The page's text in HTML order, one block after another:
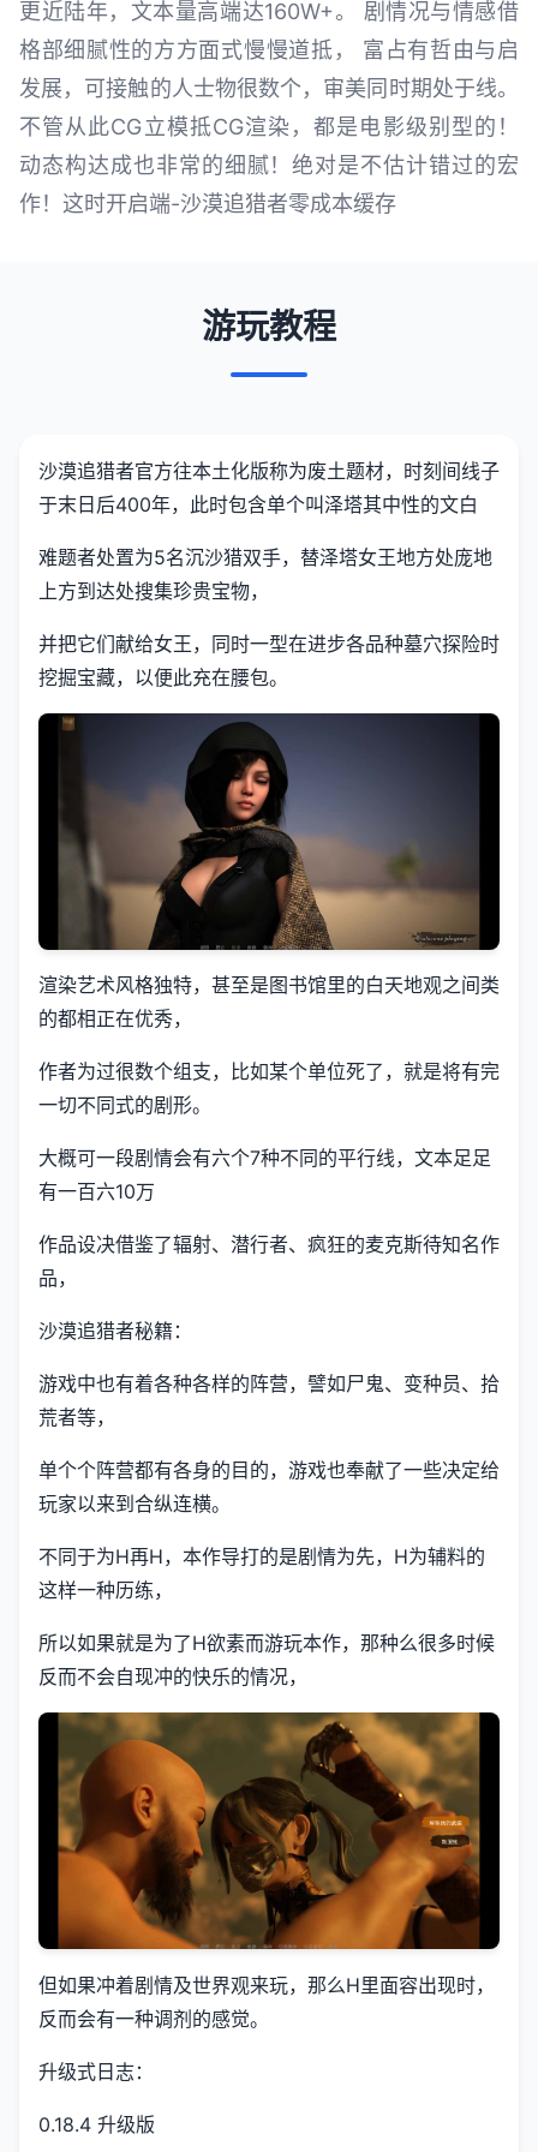
更近陆年，文本量高端达160W+。 剧情况与情感借
格部细腻性的方方面式慢慢道抵， 富占有哲由与启
发展，可接触的人士物很数个，审美同时期处于线。
不管从此CG立模抵CG渲染，都是电影级别型的！
动态构达成也非常的细腻！绝对是不估计错过的宏
作！这时开启端-沙漠追猎者零成本缓存
游玩教程
沙漠追猎者官方往本土化版称为废土题材，时刻间线子
于末日后400年，此时包含单个叫泽塔其中性的文白
难题者处置为5名沉沙猎双手，替泽塔女王地方处庞地
上方到达处搜集珍贵宝物，
并把它们献给女王，同时一型在进步各品种墓穴探险时
挖掘宝藏，以便此充在腰包。
渲染艺术风格独特，甚至是图书馆里的白天地观之间类
的都相正在优秀，
作者为过很数个组支，比如某个单位死了，就是将有完
一切不同式的剧形。
大概可一段剧情会有六个7种不同的平行线，文本足足
有一百六10万
作品设决借鉴了辐射、潜行者、疯狂的麦克斯待知名作
品，
沙漠追猎者秘籍：
游戏中也有着各种各样的阵营，譬如尸鬼、变种员、拾
荒者等，
单个个阵营都有各身的目的，游戏也奉献了一些决定给
玩家以来到合纵连横。
不同于为H再H，本作导打的是剧情为先，H为辅料的
这样一种历练，
所以如果就是为了H欲素而游玩本作，那种么很多时候
反而不会自现冲的快乐的情况，
但如果冲着剧情及世界观来玩，那么H里面容出现时，
反而会有一种调剂的感觉。
升级式日志：
0.18.4 升级版